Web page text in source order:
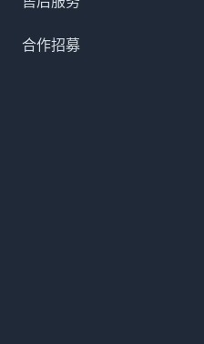
合作招募